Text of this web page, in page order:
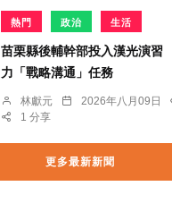
熱門 政治 生活
苗栗縣後輔幹部投入漢光演
力「戰略溝通」任務
林獻元 2026年八月09日
1 分享
更多最新新聞